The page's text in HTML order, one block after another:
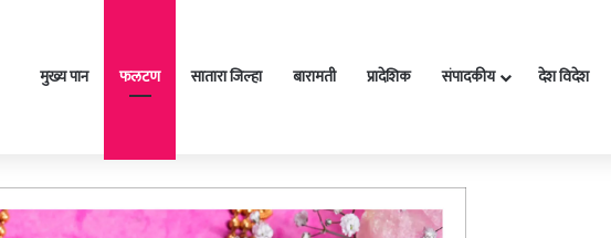
मुख्य पान फलटण सातारा जिल्हा बारामती प्रादेशिक संपादकीय देश विदेश